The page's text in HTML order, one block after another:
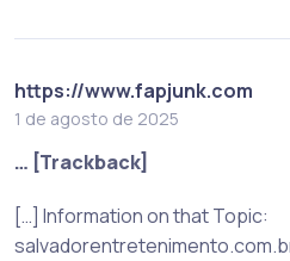
https://www.fapjunk.com
1 de agosto de 2025
… [Trackback]
[…] Information on that Topic: